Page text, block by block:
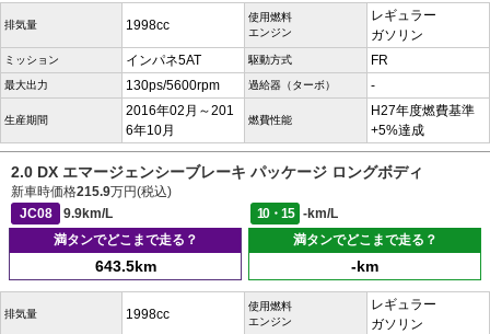
排気量 1998cc
使用燃料
エンジン
レギュラー
ガソリン
ミッション インパネ5AT 駆動方式 FR
最大出力 130ps/5600rpm 過給器（ターボ） -
生産期間
2016年02月～201
6年10月
燃費性能
H27年度燃費基準
+5%達成
2.0 DX エマージェンシーブレーキ パッケージ ロングボディ
新車時価格215.9万円(税込)
JC08
9.9km/L 10・15
-km/L
満タンでどこまで走る？
643.5km
満タンでどこまで走る？
-km
排気量 1998cc
使用燃料
エンジン
レギュラー
ガソリン